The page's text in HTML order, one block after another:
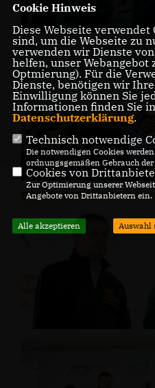
Cookie Hinweis
Diese Webseite
sind, um die Webseite zu
verwenden wir Dienste
helfen, unser Webangebot
Optmierung). Für die
Dienste, benötigen wir
Einwilligung können Sie
Informationen finden Sie
Datenschutzerklärung.
Technisch notwendige
Die notwendigen Cookies
ordnungsgemäßen Gebrauch
Cookies von
Zur Optimierung unserer
Angebote von Drittanbietern ein.
Alle akzeptieren Auswahl